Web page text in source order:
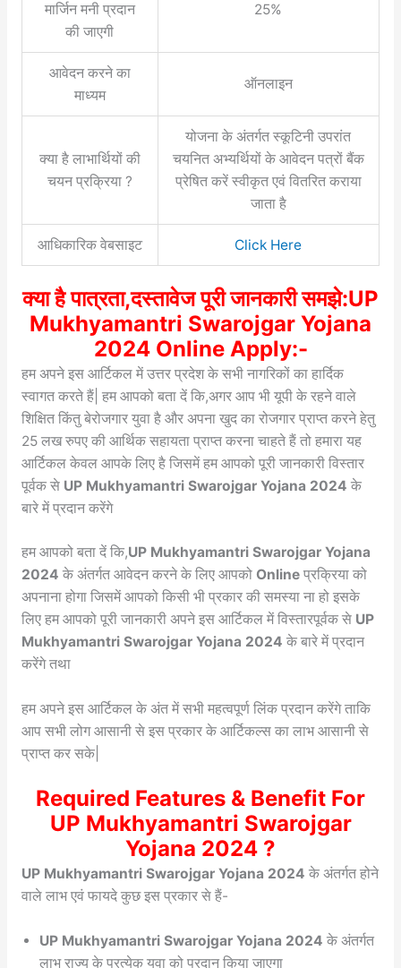
मार्जिन मनी प्रदान
की जाएगी
25%
आवेदन करने का
माध्यम
ऑनलाइन
क्या है लाभार्थियों की
चयन प्रक्रिया ?
योजना के अंतर्गत स्कूटिनी उपरांत
चयनित अभ्यर्थियों के आवेदन पत्रों बैंक
प्रेषित करें स्वीकृत एवं वितरित कराया
जाता है
आधिकारिक वेबसाइट Click Here
क्या है पात्रता,दस्तावेज पूरी जानकारी समझे:UP
Mukhyamantri Swarojgar Yojana
2024 Online Apply:-
हम अपने इस आर्टिकल में उत्तर प्रदेश के सभी नागरिकों का हार्दिक
स्वागत करते हैं| हम आपको बता दें कि,अगर आप भी यूपी के रहने वाले
शिक्षित किंतु बेरोजगार युवा है और अपना खुद का रोजगार प्राप्त करने हेतु
25 लख रुपए की आर्थिक सहायता प्राप्त करना चाहते हैं तो हमारा यह
आर्टिकल केवल आपके लिए है जिसमें हम आपको पूरी जानकारी विस्तार
पूर्वक से UP Mukhyamantri Swarojgar Yojana 2024 के
बारे में प्रदान करेंगे
हम आपको बता दें कि,UP Mukhyamantri Swarojgar Yojana
2024 के अंतर्गत आवेदन करने के लिए आपको Online प्रक्रिया को
अपनाना होगा जिसमें आपको किसी भी प्रकार की समस्या ना हो इसके
लिए हम आपको पूरी जानकारी अपने इस आर्टिकल में विस्तारपूर्वक से UP
Mukhyamantri Swarojgar Yojana 2024 के बारे में प्रदान
करेंगे तथा
हम अपने इस आर्टिकल के अंत में सभी महत्वपूर्ण लिंक प्रदान करेंगे ताकि
आप सभी लोग आसानी से इस प्रकार के आर्टिकल्स का लाभ आसानी से
प्राप्त कर सके|
Required Features & Benefit For
UP Mukhyamantri Swarojgar
Yojana 2024 ?
UP Mukhyamantri Swarojgar Yojana 2024 के अंतर्गत होने
वाले लाभ एवं फायदे कुछ इस प्रकार से हैं-
UP Mukhyamantri Swarojgar Yojana 2024 के अंतर्गत
लाभ राज्य के प्रत्येक युवा को प्रदान किया जाएगा